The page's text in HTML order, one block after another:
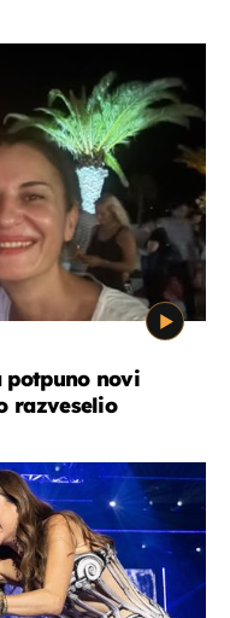
potpuno novi
razveselio